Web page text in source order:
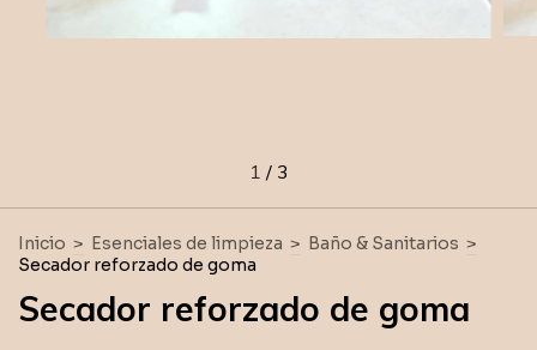
1 / 3
Inicio > Esenciales de limpieza > Baño & Sanitarios >
Secador reforzado de goma
Secador reforzado de goma